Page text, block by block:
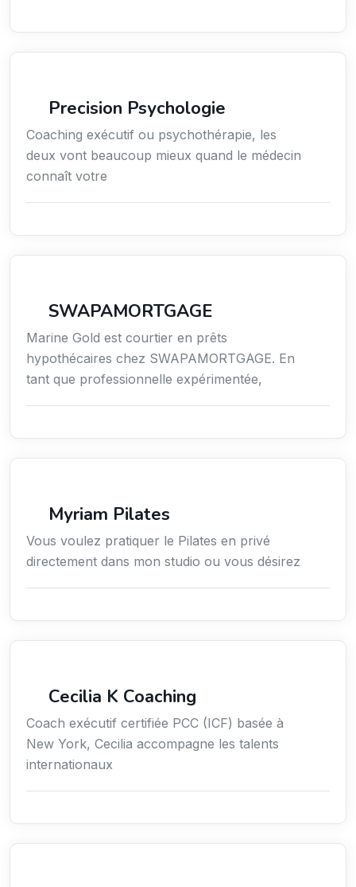
Precision Psychologie
Coaching exécutif ou psychothérapie, les
deux vont beaucoup mieux quand le médecin
connaît votre
SWAPAMORTGAGE
Marine Gold est courtier en prêts
hypothécaires chez SWAPAMORTGAGE. En
tant que professionnelle expérimentée,
Myriam Pilates
Vous voulez pratiquer le Pilates en privé
directement dans mon studio ou vous désirez
Cecilia K Coaching
Coach exécutif certifiée PCC (ICF) basée à
New York, Cecilia accompagne les talents
internationaux